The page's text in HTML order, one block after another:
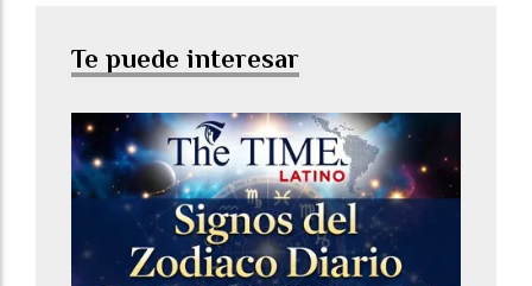
Te puede interesar